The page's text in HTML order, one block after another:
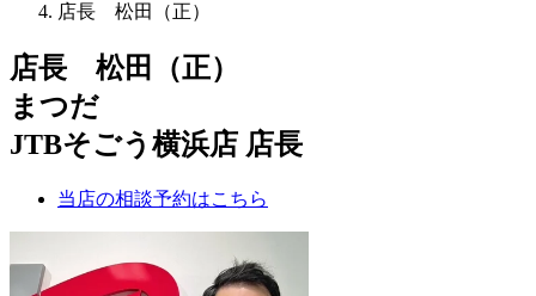
店長 松田（正）
店長 松田（正）
まつだ
JTBそごう横浜店 店長
当店の相談予約はこちら